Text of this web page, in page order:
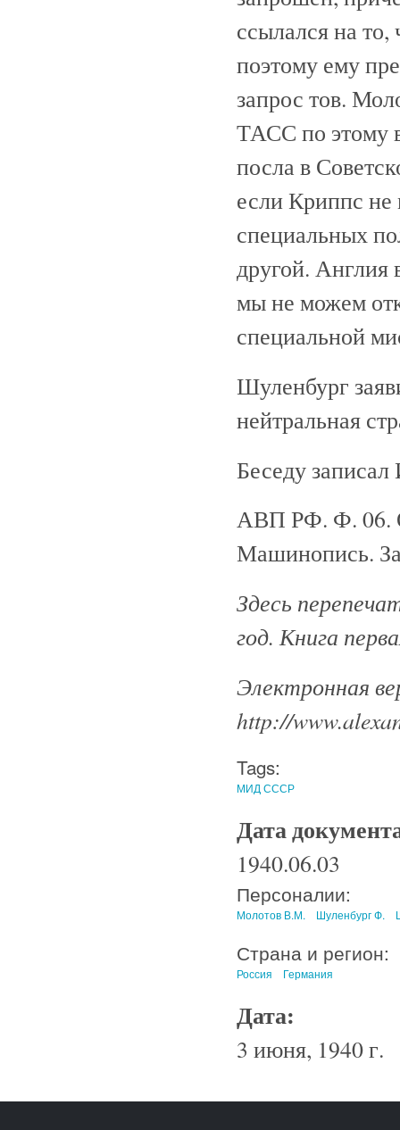
ссылался на
поэтому ему
запрос тов.
ТАСС по этому
посла в
если Криппс не
специальных
другой.
мы не можем
специальной
Шуленбург
нейтральная
Беседу
АВП РФ. Ф. 06.
Машинопись.
Здесь
год. Книга
Электронная
http://
Tags:
МИД СССР
Дата
1940.06.03
Персоналии:
Молотов В.М. Шуленбург Ф.
Страна и регион:
Россия Германия
Дата:
3 июня, 1940 г.